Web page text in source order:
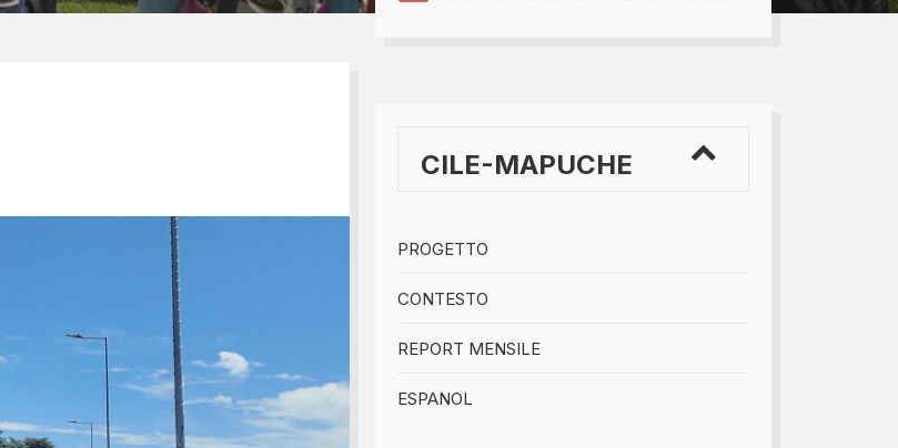
Tesseramento 2026
CILE-MAPUCHE
PROGETTO
CONTESTO
REPORT MENSILE
ESPANOL